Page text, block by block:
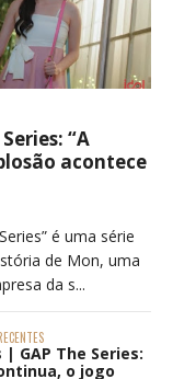
“A
acontece
é uma série
de Mon, uma
da s...
GAP The Series:
o jogo